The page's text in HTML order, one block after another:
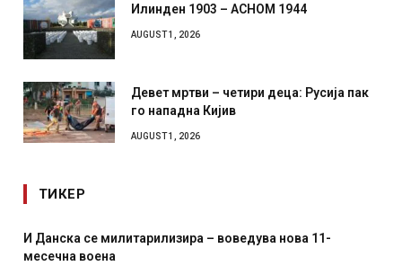
Илинден 1903 – АСНОМ 1944
AUGUST 1, 2026
Девет мртви – четири деца: Русија пак
го нападна Кијив
AUGUST 1, 2026
ТИКЕР
И Данска се милитарилизира – воведува нова 11-
месечна воена